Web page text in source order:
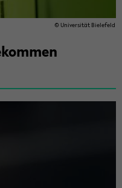
© Uni­ver­si­tät Bie­le­feld